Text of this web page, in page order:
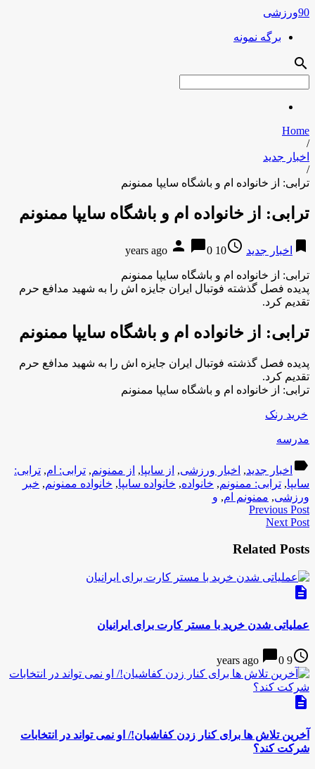
90ورزشی
برگه نمونه
search
Home
/
اخبار جدید
/
ترابی: از خانواده ام و باشگاه سایپا ممنونم
ترابی: از خانواده ام و باشگاه سایپا ممنونم
bookmark اخبار جدید access_time
10 years ago
person chat_bubble0
ترابی: از خانواده ام و باشگاه سایپا ممنونم
پدیده فصل گذشته فوتبال ایران جایزه اش را به شهید مدافع حرم
تقدیم کرد.
ترابی: از خانواده ام و باشگاه سایپا ممنونم
پدیده فصل گذشته فوتبال ایران جایزه اش را به شهید مدافع حرم
تقدیم کرد.
ترابی: از خانواده ام و باشگاه سایپا ممنونم
خرید رنک
مدرسه
label اخبار جدید, اخبار ورزشی, از سایپا, از ممنونم, ترابی: ام, ترابی:
سایپا, ترابی: ممنونم, خانواده, خانواده سایپا, خانواده ممنونم, خبر
ورزشی, ممنونم ام, و
Previous Post
Next Post
Related Posts
description
عملیاتی شدن خرید با مستر کارت برای ایرانیان
access_time
9 years ago
chat_bubble0
description
آخرین تلاش ها برای کنار زدن کفاشیان!/ او نمی تواند در انتخابات
شرکت کند؟